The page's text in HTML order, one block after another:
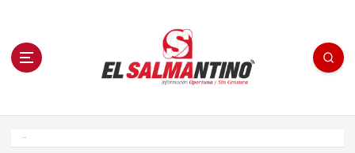
n El Salmantino - medios/noticias/editorial